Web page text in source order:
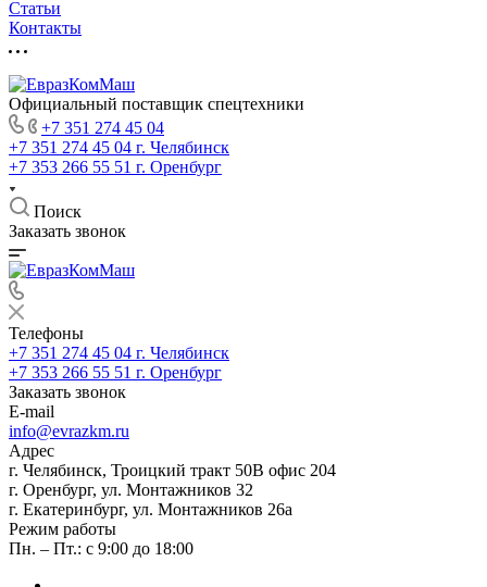
Статьи
Контакты
Официальный поставщик спецтехники
+7 351 274 45 04
+7 351 274 45 04 г. Челябинск
+7 353 266 55 51 г. Оренбург
Поиск
Заказать звонок
Телефоны
+7 351 274 45 04 г. Челябинск
+7 353 266 55 51 г. Оренбург
Заказать звонок
E-mail
info@evrazkm.ru
Адрес
г. Челябинск, Троицкий тракт 50В офис 204
г. Оренбург, ул. Монтажников 32
г. Екатеринбург, ул. Монтажников 26а
Режим работы
Пн. – Пт.: с 9:00 до 18:00